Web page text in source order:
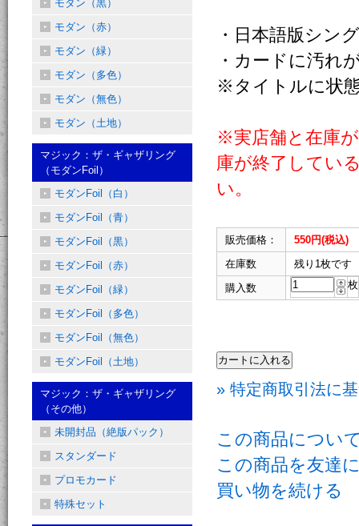
・日本語版シン
・カードに汚れ
※タイトルに状
※実店舗と在庫
庫が終了してい
い。
販売価格：
550円(税込)
在庫数
残り1枚です
購入数
枚
» 特定商取引法に
この商品につい
この商品を友達
買い物を続ける
モダン（黒）
モダン（赤）
モダン（緑）
モダン（多色）
モダン（無色）
モダン（土地）
マジック：ザ・ギャザリング
（モダンFoil）
モダンFoil（白）
モダンFoil（青）
モダンFoil（黒）
モダンFoil（赤）
モダンFoil（緑）
モダンFoil（多色）
モダンFoil（無色）
モダンFoil（土地）
マジック：ザ・ギャザリング
（その他）
未開封品（絶版パック）
スタンダード
プロモカード
特殊セット